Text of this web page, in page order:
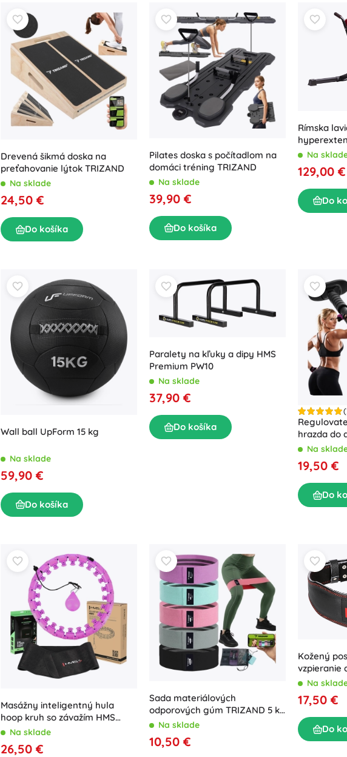
Drevená šikmá doska na
preťahovanie lýtok TRIZAND
Na sklade
24,50 €
Do košíka
Pilates doska s počítadlom na
domáci tréning TRIZAND
Na sklade
39,90 €
Do košíka
Rímska
Na
129,00 €
Do
Wall ball UpForm 15 kg
Na sklade
59,90 €
Do košíka
Paralety na kľuky a dipy HMS
Premium PW10
Na sklade
37,90 €
Do košíka
hrazda do
nosnosť 180
Na
19,50 €
Do
Masážny inteligentný hula
hoop kruh so závažím HMS
HHW12 Plus Size + neoprénový
zoštíhľujúci pás BR163, fialová
Na sklade
26,50 €
Sada materiálových
odporových gúm TRIZAND 5 ks
5–35 kg s tréningovým plánom
Na sklade
10,50 €
Kožený
vzpieranie
Na
17,50 €
Do